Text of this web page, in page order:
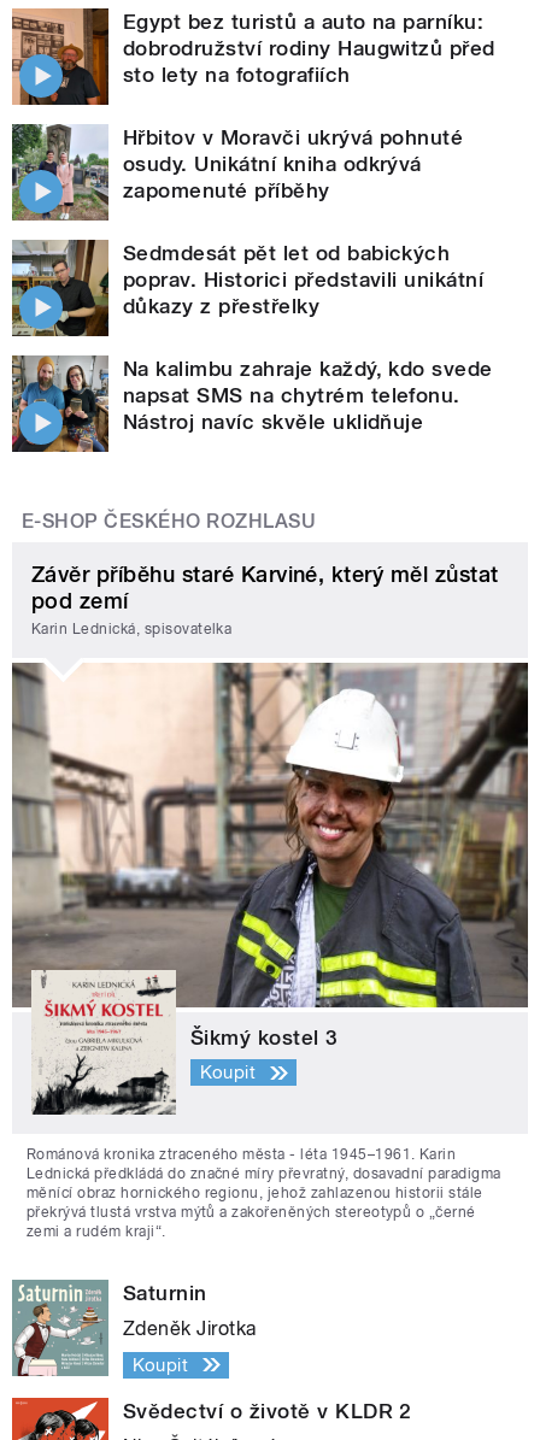
Egypt bez turistů a auto na parníku:
dobrodružství rodiny Haugwitzů před
sto lety na fotografiích
Hřbitov v Moravči ukrývá pohnuté
osudy. Unikátní kniha odkrývá
zapomenuté příběhy
Sedmdesát pět let od babických
poprav. Historici představili unikátní
důkazy z přestřelky
Na kalimbu zahraje každý, kdo svede
napsat SMS na chytrém telefonu.
Nástroj navíc skvěle uklidňuje
E-SHOP ČESKÉHO ROZHLASU
Závěr příběhu staré Karviné, který měl zůstat
pod zemí
Karin Lednická, spisovatelka
Šikmý kostel 3
Koupit
Románová kronika ztraceného města - léta 1945–1961. Karin
Lednická předkládá do značné míry převratný, dosavadní paradigma
měnící obraz hornického regionu, jehož zahlazenou historii stále
překrývá tlustá vrstva mýtů a zakořeněných stereotypů o „černé
zemi a rudém kraji“.
Saturnin
Zdeněk Jirotka
Koupit
Svědectví o životě v KLDR 2